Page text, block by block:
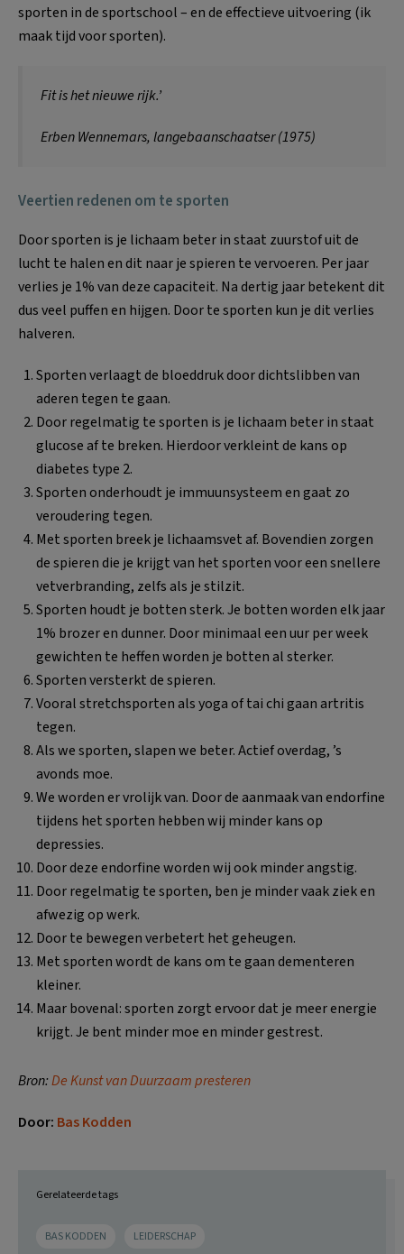
sporten in de sportschool – en de effectieve uitvoering (ik
maak tijd voor sporten).
Fit is het nieuwe rijk.’
Erben Wennemars, langebaanschaatser (1975)
Veertien redenen om te sporten
Door sporten is je lichaam beter in staat zuurstof uit de
lucht te halen en dit naar je spieren te vervoeren. Per jaar
verlies je 1% van deze capaciteit. Na dertig jaar betekent dit
dus veel puffen en hijgen. Door te sporten kun je dit verlies
halveren.
Sporten verlaagt de bloeddruk door dichtslibben van
aderen tegen te gaan.
Door regelmatig te sporten is je lichaam beter in staat
glucose af te breken. Hierdoor verkleint de kans op
diabetes type 2.
Sporten onderhoudt je immuunsysteem en gaat zo
veroudering tegen.
Met sporten breek je lichaamsvet af. Bovendien zorgen
de spieren die je krijgt van het sporten voor een snellere
vetverbranding, zelfs als je stilzit.
Sporten houdt je botten sterk. Je botten worden elk jaar
1% brozer en dunner. Door minimaal een uur per week
gewichten te heffen worden je botten al sterker.
Sporten versterkt de spieren.
Vooral stretchsporten als yoga of tai chi gaan artritis
tegen.
Als we sporten, slapen we beter. Actief overdag, ’s
avonds moe.
We worden er vrolijk van. Door de aanmaak van endorfine
tijdens het sporten hebben wij minder kans op
depressies.
Door deze endorfine worden wij ook minder angstig.
Door regelmatig te sporten, ben je minder vaak ziek en
afwezig op werk.
Door te bewegen verbetert het geheugen.
Met sporten wordt de kans om te gaan dementeren
kleiner.
Maar bovenal: sporten zorgt ervoor dat je meer energie
krijgt. Je bent minder moe en minder gestrest.
Bron:De Kunst van Duurzaam presteren
Door: Bas Kodden
Gerelateerde tags
BAS KODDEN LEIDERSCHAP